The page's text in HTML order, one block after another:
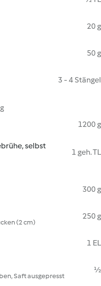
20 g
50 g
3 - 4 Stängel
1200 g
selbst
1 geh. TL
300 g
(2 cm)
250 g
1 EL
Saft ausgepresst
½